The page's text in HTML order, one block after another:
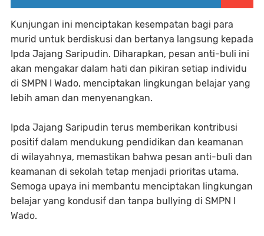
Kunjungan ini menciptakan kesempatan bagi para
murid untuk berdiskusi dan bertanya langsung kepada
Ipda Jajang Saripudin. Diharapkan, pesan anti-buli ini
akan mengakar dalam hati dan pikiran setiap individu
di SMPN I Wado, menciptakan lingkungan belajar yang
lebih aman dan menyenangkan.
Ipda Jajang Saripudin terus memberikan kontribusi
positif dalam mendukung pendidikan dan keamanan
di wilayahnya, memastikan bahwa pesan anti-buli dan
keamanan di sekolah tetap menjadi prioritas utama.
Semoga upaya ini membantu menciptakan lingkungan
belajar yang kondusif dan tanpa bullying di SMPN I
Wado.